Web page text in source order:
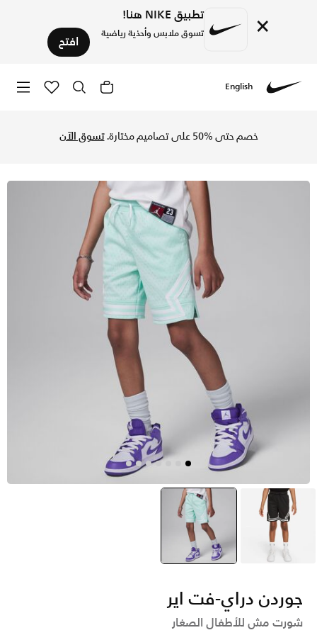
× تطبيق NIKE هنا!
تسوق ملابس وأحذية رياضية افتح
English
خصم حتى %50 على تصاميم مختارة. تسوق الآن
أسود selected
أخضر
جوردن دراي-فت اير
شورت مش للأطفال الصغار